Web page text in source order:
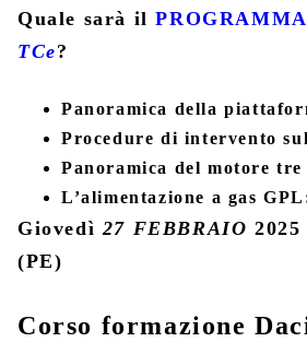
Quale sarà il
TCe?
Panoramica della
Procedure di intervento
Panoramica del motore
L’alimentazione a gas
Giovedì27 FEBBRAIO
(PE)
Corso formazione